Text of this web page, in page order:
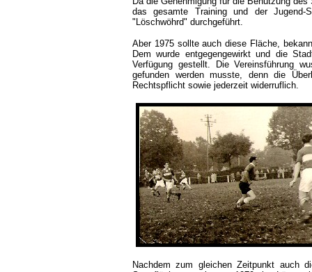
das gesamte Training und der Jugend-
"Löschwöhrd" durchgeführt.
Aber 1975 sollte auch diese Fläche,
Dem wurde entgegengewirkt und die
Verfügung gestellt. Die Vereinsführung
gefunden werden musste, denn die
Rechtspflicht sowie jederzeit widerruflich.
Nachdem zum gleichen Zeitpunkt auch